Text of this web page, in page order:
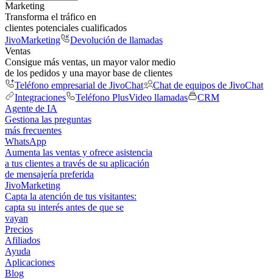
Marketing
Transforma el tráfico en
clientes potenciales cualificados
JivoMarketing
Devolución de llamadas
Ventas
Consigue más ventas, un mayor valor medio
de los pedidos y una mayor base de clientes
Teléfono empresarial de JivoChat
Chat de equipos de JivoChat
Integraciones
Teléfono PlusVideo llamadas
CRM
Agente de IA
Gestiona las preguntas
más frecuentes
WhatsApp
Aumenta las ventas y ofrece asistencia
a tus clientes a través de su aplicación
de mensajería preferida
JivoMarketing
Capta la atención de tus visitantes:
capta su interés antes de que se
vayan
Precios
Afiliados
Ayuda
Aplicaciones
Blog